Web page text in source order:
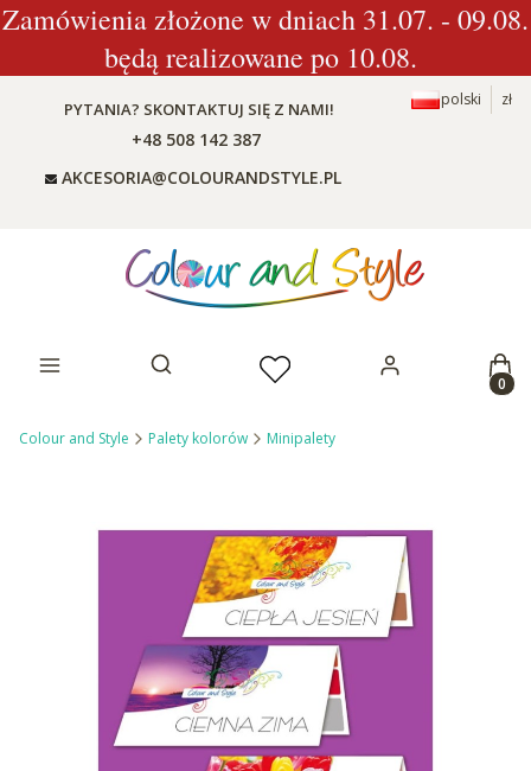
Zamówienia złożone w dniach 31.07. - 09.08.
będą realizowane po 10.08.
PYTANIA? SKONTAKTUJ SIĘ Z NAMI!
+48 508 142 387
AKCESORIA@COLOURANDSTYLE.PL
polski zł
Otwórz wyszukiwarkę
Colour and Style Palety kolorów Minipalety